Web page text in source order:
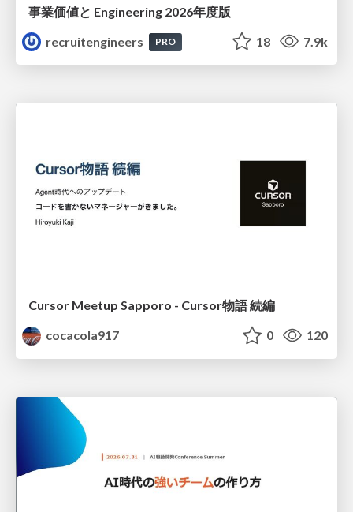
事業価値と Engineering 2026年度版
recruitengineers
PRO 18 7.9k
Cursor Meetup Sapporo - Cursor物語 続編
cocacola917
0 120